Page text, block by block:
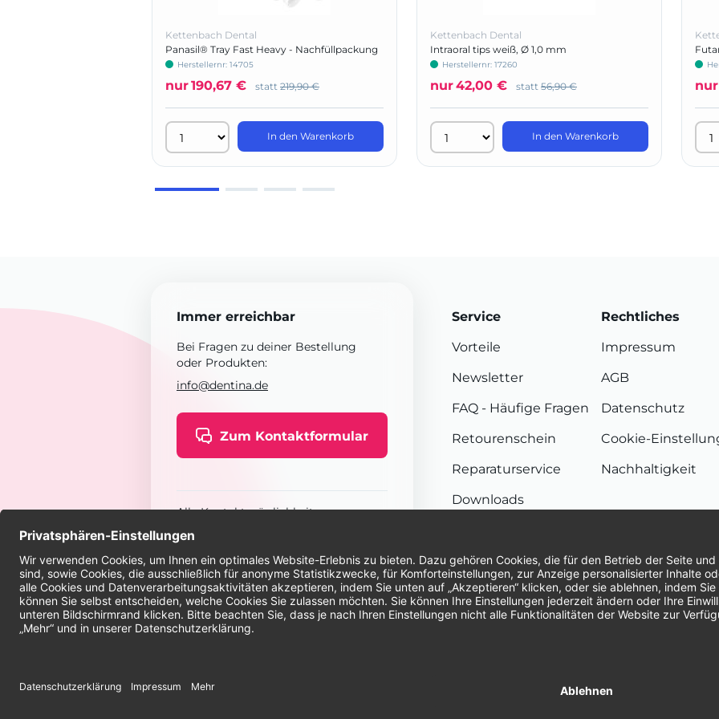
Kettenbach Dental
Panasil® Tray Fast Heavy - Nachfüllpackung
Herstellernr: 14705
nur190,67 € statt 219,90 €
In den Warenkorb
Kettenbach Dental
Intraoral tips weiß, Ø 1,0 mm
Herstellernr: 17260
nur42,00 € statt 56,90 €
In den Warenkorb
nur
Immer erreichbar
Bei Fragen zu deiner Bestellung
oder Produkten:
info@dentina.de
Zum Kontaktformular
Alle Kontaktmöglichkeiten
Service
Vorteile
Newsletter
FAQ - Häufige Fragen
Retourenschein
Reparaturservice
Downloads
Rechtliches
Impressum
AGB
Datenschutz
Cookie-
Nachhaltigkeit
© 2026 Dentina GmbH | Alle Rechte